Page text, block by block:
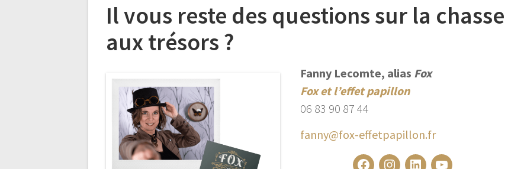
Il vous reste des questions sur la chasse
aux trésors ?
Fanny Lecomte, alias Fox
Fox et l’effet papillon
06 83 90 87 44
fanny@fox-effetpapillon.fr
Facebook Instagram LinkedIn YouTube